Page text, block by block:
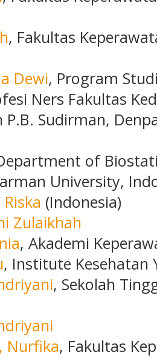
, Fakultas
Dewi, Program
Ners Fakultas
P.B. Sudirman,
of
University,
(Indonesia)
Zulaikhah
, Akademi
, Institute Kesehatan
, Sekolah
Nurfika, Fakultas